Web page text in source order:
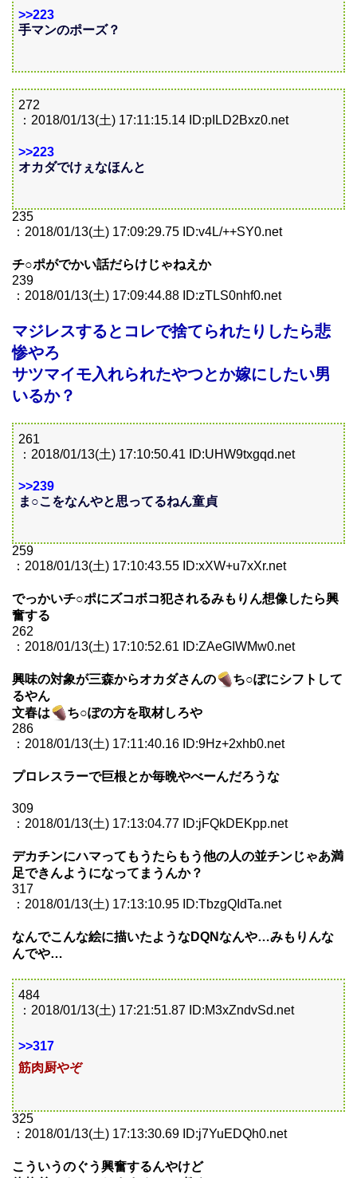
>>223
手マンのポーズ？
272
：2018/01/13(土) 17:11:15.14 ID:pILD2Bxz0.net
>>223
オカダでけぇなほんと
235
：2018/01/13(土) 17:09:29.75 ID:v4L/++SY0.net
チ○ポがでかい話だらけじゃねえか
239
：2018/01/13(土) 17:09:44.88 ID:zTLS0nhf0.net
マジレスするとコレで捨てられたりしたら悲
惨やろ
サツマイモ入れられたやつとか嫁にしたい男
いるか？
261
：2018/01/13(土) 17:10:50.41 ID:UHW9txgqd.net
>>239
ま○こをなんやと思ってるねん童貞
259
：2018/01/13(土) 17:10:43.55 ID:xXW+u7xXr.net
でっかいチ○ポにズコボコ犯されるみもりん想像したら興
奮する
262
：2018/01/13(土) 17:10:52.61 ID:ZAeGIWMw0.net
興味の対象が三森からオカダさんの
ち○ぽにシフトして
るやん
文春は
ち○ぽの方を取材しろや
286
：2018/01/13(土) 17:11:40.16 ID:9Hz+2xhb0.net
プロレスラーで巨根とか毎晩やべーんだろうな
309
：2018/01/13(土) 17:13:04.77 ID:jFQkDEKpp.net
デカチンにハマってもうたらもう他の人の並チンじゃあ満
足できんようになってまうんか？
317
：2018/01/13(土) 17:13:10.95 ID:TbzgQIdTa.net
なんでこんな絵に描いたようなDQNなんや…みもりんな
んでや…
484
：2018/01/13(土) 17:21:51.87 ID:M3xZndvSd.net
>>317
筋肉厨やぞ
325
：2018/01/13(土) 17:13:30.69 ID:j7YuEDQh0.net
こういうのぐう興奮するんやけど